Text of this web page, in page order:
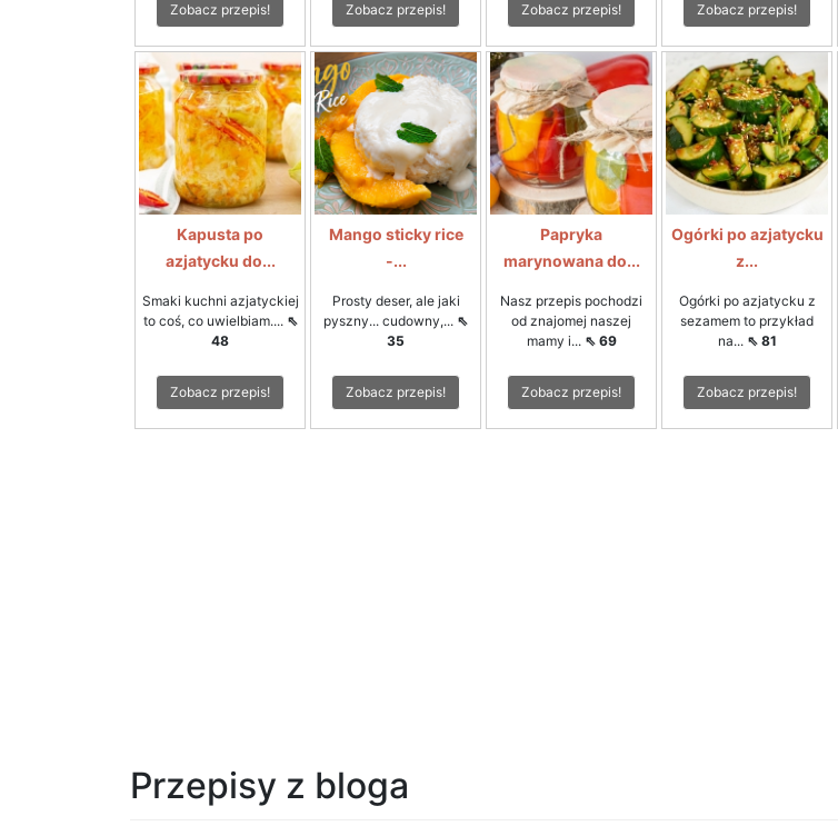
Zobacz przepis! Zobacz przepis! Zobacz przepis! Zobacz przepis!
Kapusta po
azjatycku do...
Smaki kuchni azjatyckiej
to coś, co uwielbiam.... ⇖
48
Zobacz przepis!
Mango sticky rice
-...
Prosty deser, ale jaki
pyszny... cudowny,... ⇖
35
Zobacz przepis!
Papryka
marynowana do...
Nasz przepis pochodzi
od znajomej naszej
mamy i... ⇖ 69
Zobacz przepis!
Ogórki po azjatycku
z...
Ogórki po azjatycku z
sezamem to przykład
na... ⇖ 81
Zobacz przepis!
Przepisy z bloga